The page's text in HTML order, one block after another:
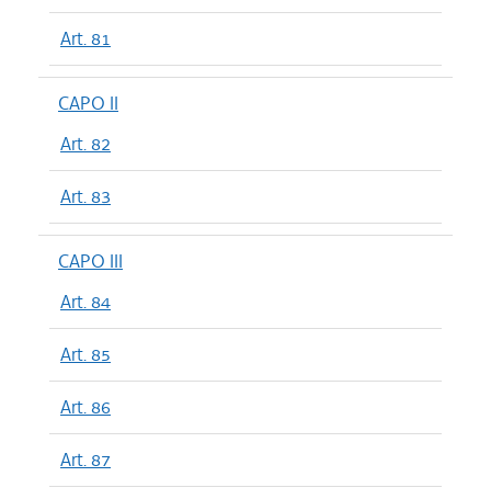
Art. 81
CAPO II
Art. 82
Art. 83
CAPO III
Art. 84
Art. 85
Art. 86
Art. 87